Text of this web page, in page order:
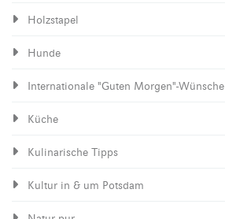
Holzstapel
Hunde
Internationale "Guten Morgen"-Wünsche
Küche
Kulinarische Tipps
Kultur in & um Potsdam